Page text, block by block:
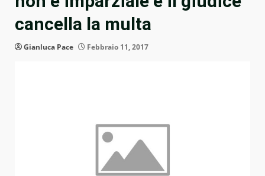
cancella la multa
Gianluca Pace Febbraio 11, 2017